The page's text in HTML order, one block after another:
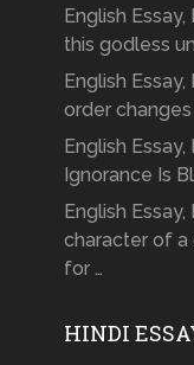
English
this godless
English
order
English
Ignorance Is
English
character of a
for …
HINDI